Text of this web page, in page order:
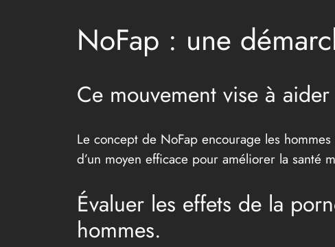
NoFap : une
Ce mouvement vise à
Le concept de NoFap encourage les
d’un moyen efficace pour améliorer la santé
Évaluer les effets de la
hommes.